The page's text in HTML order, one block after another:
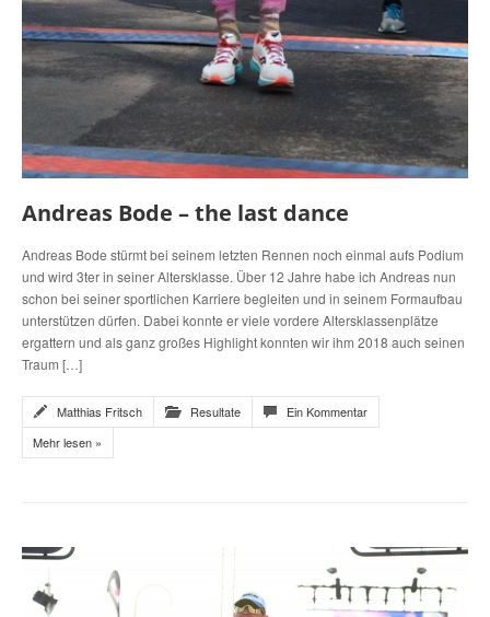
Andreas Bode – the last dance
Andreas Bode stürmt bei seinem letzten Rennen noch einmal aufs Podium
und wird 3ter in seiner Altersklasse. Über 12 Jahre habe ich Andreas nun
schon bei seiner sportlichen Karriere begleiten und in seinem Formaufbau
unterstützen dürfen. Dabei konnte er viele vordere Altersklassenplätze
ergattern und als ganz großes Highlight konnten wir ihm 2018 auch seinen
Traum […]
Matthias Fritsch Resultate
Ein Kommentar
Mehr lesen »